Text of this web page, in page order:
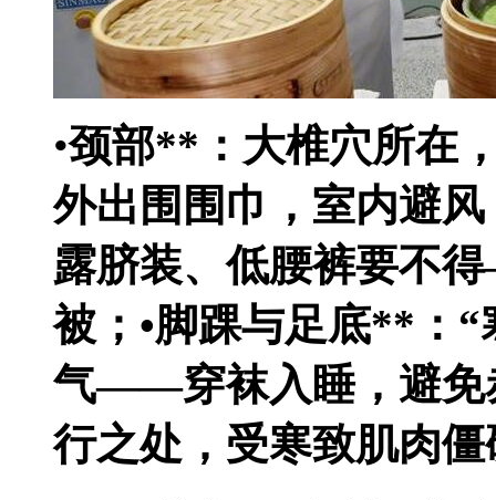
•颈部**：大椎穴所在
外出围围巾，室内避风
露脐装、低腰裤要不
被；•脚踝与足底**：“
气——穿袜入睡，避免
行之处，受寒致肌肉